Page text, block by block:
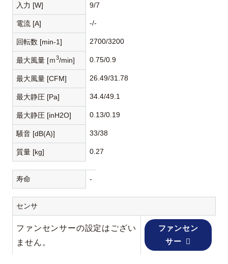
入力 [W] 9/7
電流 [A] -/-
回転数 [min-1] 2700/3200
最大風量 [ｍ3/min] 0.75/0.9
最大風量 [CFM] 26.49/31.78
最大静圧 [Pa] 34.4/49.1
最大静圧 [inH2O] 0.13/0.19
騒音 [dB(A)] 33/38
質量 [kg] 0.27
寿命 -
センサ
ファンセンサーの設定はござい
ません。
ファンセン
サー